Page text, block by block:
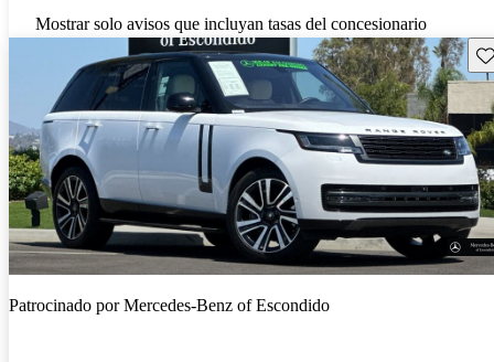
Mostrar solo avisos que incluyan tasas del concesionario
Patrocinado porMercedes-Benz of Escondido